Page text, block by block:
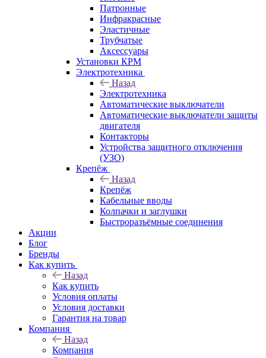
Патронные
Инфракрасные
Эластичные
Трубчатые
Аксессуары
Установки КРМ
Электротехника
Назад
Электротехника
Автоматические выключатели
Автоматические выключатели защиты
двигателя
Контакторы
Устройства защитного отключения
(УЗО)
Крепёж
Назад
Крепёж
Кабельные вводы
Колпачки и заглушки
Быстроразъёмные соединения
Акции
Блог
Бренды
Как купить
Назад
Как купить
Условия оплаты
Условия доставки
Гарантия на товар
Компания
Назад
Компания